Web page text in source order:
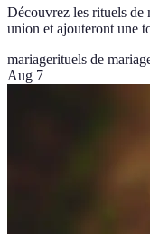
Découvrez les rituels de
union et ajouteront une
mariagerituels de
Aug 7